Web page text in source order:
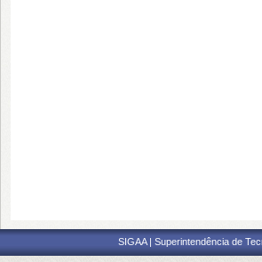
SIGAA | Superintendência de